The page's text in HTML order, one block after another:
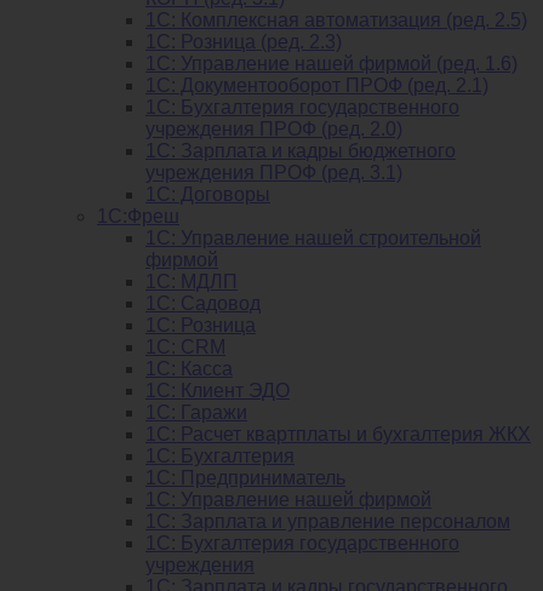
1C: Комплексная автоматизация (ред. 2.5)
1С: Розница (ред. 2.3)
1С: Управление нашей фирмой (ред. 1.6)
1С: Документооборот ПРОФ (ред. 2.1)
1C: Бухгалтерия государственного
учреждения ПРОФ (ред. 2.0)
1C: Зарплата и кадры бюджетного
учреждения ПРОФ (ред. 3.1)
1С: Договоры
1С:Фреш
1С: Управление нашей строительной
фирмой
1С: МДЛП
1С: Садовод
1С: Розница
1C: CRM
1C: Касса
1С: Клиент ЭДО
1С: Гаражи
1C: Расчет квартплаты и бухгалтерия ЖКХ
1C: Бухгалтерия
1C: Предприниматель
1C: Управление нашей фирмой
1C: Зарплата и управление персоналом
1C: Бухгалтерия государственного
учреждения
1C: Зарплата и кадры государственного